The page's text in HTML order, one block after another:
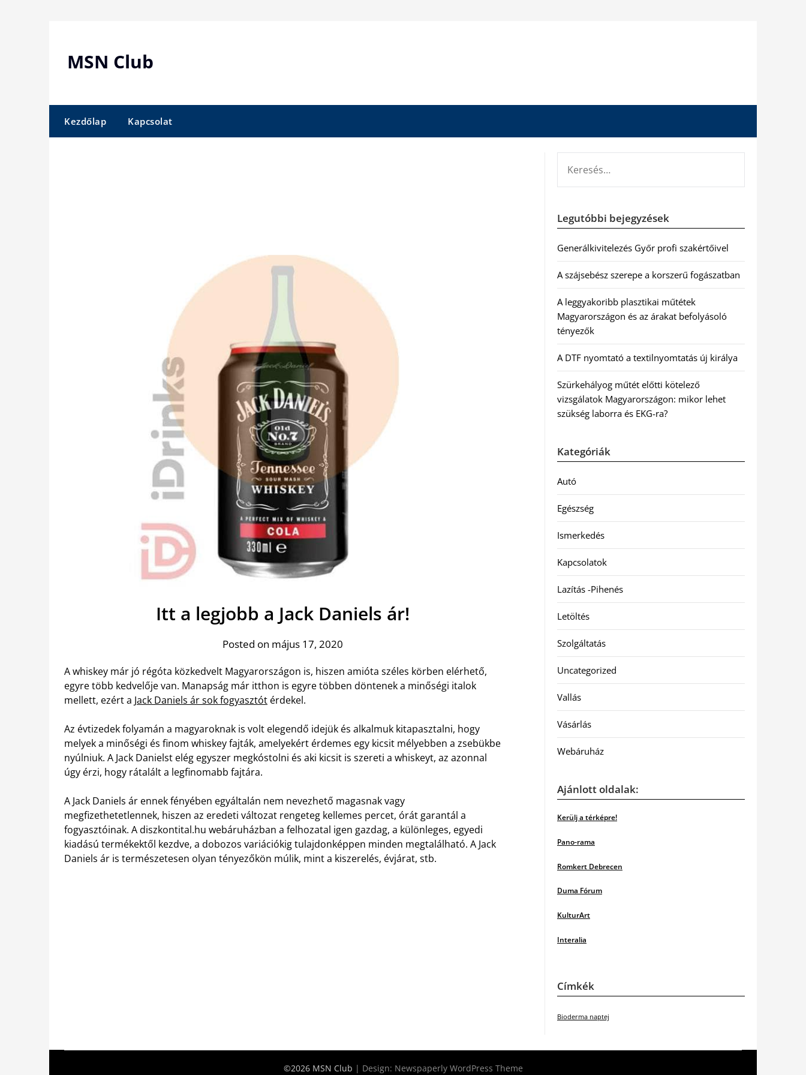
MSN Club
Kezdőlap Kapcsolat
Itt a legjobb a Jack Daniels ár!
Posted on május 17, 2020
A whiskey már jó régóta közkedvelt Magyarországon is, hiszen amióta széles körben elérhető,
egyre több kedvelője van. Manapság már itthon is egyre többen döntenek a minőségi italok
mellett, ezért a Jack Daniels ár sok fogyasztót érdekel.
Az évtizedek folyamán a magyaroknak is volt elegendő idejük és alkalmuk kitapasztalni, hogy
melyek a minőségi és finom whiskey fajták, amelyekért érdemes egy kicsit mélyebben a zsebükbe
nyúlniuk. A Jack Danielst elég egyszer megkóstolni és aki kicsit is szereti a whiskeyt, az azonnal
úgy érzi, hogy rátalált a legfinomabb fajtára.
A Jack Daniels ár ennek fényében egyáltalán nem nevezhető magasnak vagy
megfizethetetlennek, hiszen az eredeti változat rengeteg kellemes percet, órát garantál a
fogyasztóinak. A diszkontital.hu webáruházban a felhozatal igen gazdag, a különleges, egyedi
kiadású termékektől kezdve, a dobozos variációkig tulajdonképpen minden megtalálható. A Jack
Daniels ár is természetesen olyan tényezőkön múlik, mint a kiszerelés, évjárat, stb.
Legutóbbi bejegyzések
Generálkivitelezés Győr profi szakértőivel
A szájsebész szerepe a korszerű fogászatban
A leggyakoribb plasztikai műtétek
Magyarországon és az árakat befolyásoló
tényezők
A DTF nyomtató a textilnyomtatás új királya
Szürkehályog műtét előtti kötelező
vizsgálatok Magyarországon: mikor lehet
szükség laborra és EKG-ra?
Kategóriák
Autó
Egészség
Ismerkedés
Kapcsolatok
Lazítás -Pihenés
Letöltés
Szolgáltatás
Uncategorized
Vallás
Vásárlás
Webáruház
Ajánlott oldalak:
Kerülj a térképre!
Pano-rama
Romkert Debrecen
Duma Fórum
KulturArt
Interalia
Címkék
Bioderma naptej
©2026 MSN Club | Design: Newspaperly WordPress Theme